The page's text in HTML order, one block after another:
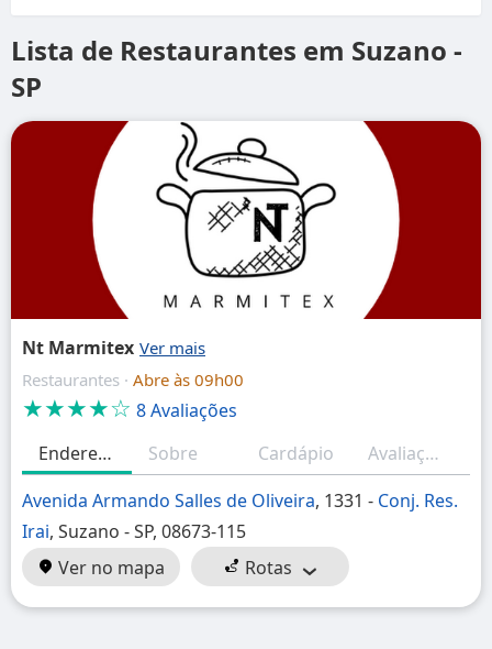
Lista de Restaurantes em Suzano -
SP
Nt Marmitex
Restaurantes · Abre às 09h00
★★★★☆ 8 Avaliações
Endereço
Sobre Cardápio Avaliações
Avenida Armando Salles de Oliveira, 1331 - Conj. Res.
Irai, Suzano - SP, 08673-115
Ver no mapa
Rotas